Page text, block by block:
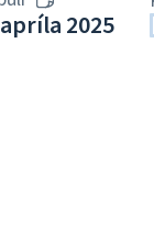
2025